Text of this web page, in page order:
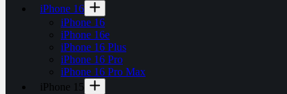
iPhone 16
iPhone 16
iPhone 16e
iPhone 16 Plus
iPhone 16 Pro
iPhone 16 Pro Max
iPhone 15